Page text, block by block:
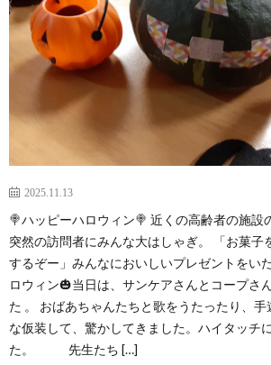
2025.11.13
🍭ハッピーハロウィン🍭 近くの高齢者の施設
突然の訪問者にみんな大はしゃぎ。 「お菓子
するぞー」みんなにおいしいプレゼント
ロウィン🎃当日は、サンケアさんとコープさ
た 。 おばあちゃんたちと歌をうたったり、
な仮装して、驚かしてきました。ハイタッチ
た。 先生たち […]